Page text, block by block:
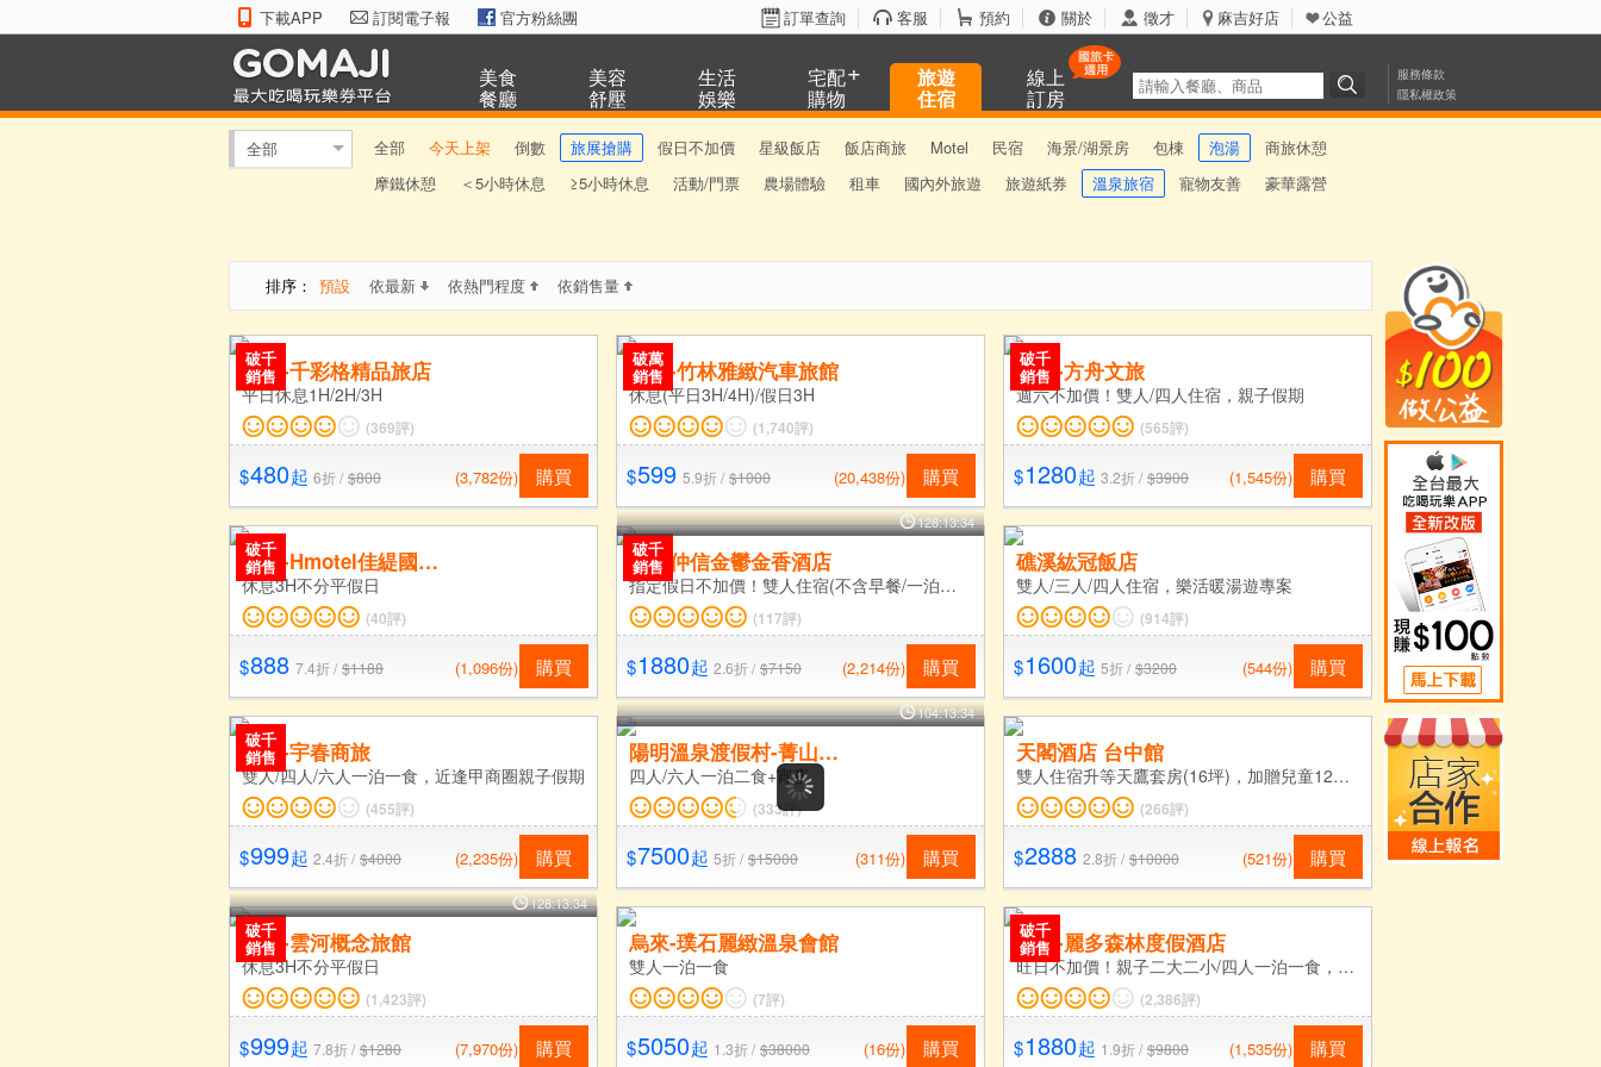
下載APP 訂閱電子報 官方粉絲團 訂單查詢 客服 預約 關於 徵才 麻吉好店 公益
美食
餐廳
美容
舒壓
生活
娛樂
宅配
購物
旅遊
住宿
線上
訂房
服務條款
隱私權政策
全部 全部 今天上架 倒數 旅展搶購 假日不加價 星級飯店 飯店商旅 Motel 民宿 海景/湖景房 包棟 泡湯
商旅休憩
摩鐵休憩
＜5小時休息 ≥5小時休息 活動/門票 農場體驗 租車 國內外旅遊 旅遊紙券 溫泉旅宿 寵物友善 豪華露營
排序： 預設 依最新 依熱門程度 依銷售量
破千
銷售
台北-千彩格精品旅店
平日休息1H/2H/3H
(369評)
$480起 6折 /$800 (3,782份) 購買
128:13:34
破萬
銷售
台中-竹林雅緻汽車旅館
休息(平日3H/4H)/假日3H
(1,740評)
$599 5.9折 /$1000 (20,438份) 購買
破千
銷售
集集-方舟文旅
週六不加價！雙人/四人住宿，親子假期
(565評)
$1280起 3.2折 /$3900 (1,545份) 購買
破千
銷售 新竹-Hmotel佳緹國際精品...
休息3H不分平假日
(40評)
$888 7.4折 /$1188 (1,096份) 購買
104:13:34
破千
銷售
台中​仲信金鬱金香酒店
指定假日不加價！雙人住宿(不含早餐/一泊二食)，AC方案享平日限量升等四人房
(117評)
$1880起 2.6折 /$7150 (2,214份) 購買
礁溪紘冠飯店
雙人/三人/四人住宿，樂活暖湯遊專案
(914評)
$1600起 5折 /$3200 (544份) 購買
128:13:34
破千
銷售
台中-宇春商旅
雙人/四人/六人一泊一食，近逢甲商圈親子假期
(455評)
$999起 2.4折 /$4000 (2,235份) 購買
陽明溫泉渡假村-菁山遊憩區
四人/六人一泊二食+宵夜
(333評)
$7500起 5折 /$15000 (311份) 購買
天閣酒店 台中館
雙人住宿升等天鷹套房(16坪)，加贈兒童12歲以下不佔床免費一位(含早餐)
(266評)
$2888 2.8折 /$10000 (521份) 購買
破千
銷售
台中-雲河概念旅館
休息3H不分平假日
(1,423評)
$999起 7.8折 /$1280 (7,970份) 購買
烏來-璞石麗緻溫泉會館
雙人一泊一食
(7評)
$5050起 1.3折 /$38000 (16份) 購買
破千
銷售
桃園-麗多森林度假酒店
旺日不加價！親子二大二小/四人一泊一食，視房況升等和洋客房(二大床)及加贈饗樂券
(2,386評)
$1880起 1.9折 /$9800 (1,535份) 購買